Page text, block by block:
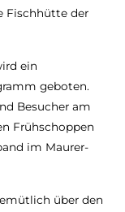
Fischhütte der
ein
geboten.
Besucher am
Frühschoppen
im Maurer-
über den